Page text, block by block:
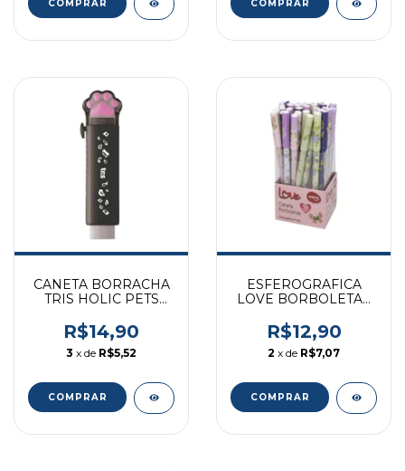
CANETA BORRACHA
TRIS HOLIC PETS
R$14,90
3 x de R$5,52
ESFEROGRAFICA
LOVE BORBOLETAS
R$12,90
2 x de R$7,07